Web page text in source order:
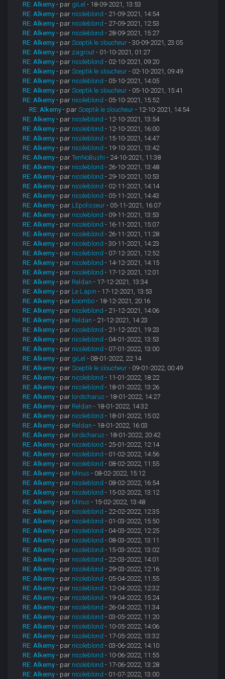
RE: Alkemy - par giLel - 18-09-2021, 13:53
RE: Alkemy - par nicoleblond - 21-09-2021, 14:54
RE: Alkemy - par nicoleblond - 27-09-2021, 12:53
RE: Alkemy - par nicoleblond - 28-09-2021, 15:27
RE: Alkemy - parSceptik le sloucheur - 30-09-2021, 23:05
RE: Alkemy - par zagrout - 01-10-2021, 01:27
RE: Alkemy - par nicoleblond - 02-10-2021, 09:20
RE: Alkemy - parSceptik le sloucheur - 02-10-2021, 09:49
RE: Alkemy - par nicoleblond - 05-10-2021, 14:05
RE: Alkemy - parSceptik le sloucheur - 05-10-2021, 15:41
RE: Alkemy - par nicoleblond - 05-10-2021, 15:52
RE: Alkemy - parSceptik le sloucheur - 12-10-2021, 14:54
RE: Alkemy - par nicoleblond - 12-10-2021, 13:54
RE: Alkemy - par nicoleblond - 12-10-2021, 16:00
RE: Alkemy - par nicoleblond - 15-10-2021, 14:47
RE: Alkemy - par nicoleblond - 19-10-2021, 13:42
RE: Alkemy - parTenNoBushi - 24-10-2021, 11:38
RE: Alkemy - par nicoleblond - 26-10-2021, 13:48
RE: Alkemy - par nicoleblond - 29-10-2021, 10:53
RE: Alkemy - par nicoleblond - 02-11-2021, 14:14
RE: Alkemy - par nicoleblond - 05-11-2021, 14:43
RE: Alkemy - par LEpolisseur - 05-11-2021, 16:07
RE: Alkemy - par nicoleblond - 09-11-2021, 13:53
RE: Alkemy - par nicoleblond - 16-11-2021, 15:07
RE: Alkemy - par nicoleblond - 26-11-2021, 11:28
RE: Alkemy - par nicoleblond - 30-11-2021, 14:23
RE: Alkemy - par nicoleblond - 07-12-2021, 12:52
RE: Alkemy - par nicoleblond - 14-12-2021, 14:15
RE: Alkemy - par nicoleblond - 17-12-2021, 12:01
RE: Alkemy - par Reldan - 17-12-2021, 13:34
RE: Alkemy - par Le Lapin - 17-12-2021, 13:53
RE: Alkemy - par boombo - 18-12-2021, 20:16
RE: Alkemy - par nicoleblond - 21-12-2021, 14:06
RE: Alkemy - par Reldan - 21-12-2021, 14:23
RE: Alkemy - par nicoleblond - 21-12-2021, 19:23
RE: Alkemy - par nicoleblond - 04-01-2022, 13:53
RE: Alkemy - par nicoleblond - 07-01-2022, 13:00
RE: Alkemy - par giLel - 08-01-2022, 22:14
RE: Alkemy - parSceptik le sloucheur - 09-01-2022, 00:49
RE: Alkemy - par nicoleblond - 11-01-2022, 18:22
RE: Alkemy - par nicoleblond - 18-01-2022, 13:26
RE: Alkemy - par lordicharus - 18-01-2022, 14:27
RE: Alkemy - par Reldan - 18-01-2022, 14:32
RE: Alkemy - par nicoleblond - 18-01-2022, 15:02
RE: Alkemy - par Reldan - 18-01-2022, 16:03
RE: Alkemy - par lordicharus - 18-01-2022, 20:42
RE: Alkemy - par nicoleblond - 25-01-2022, 12:14
RE: Alkemy - par nicoleblond - 01-02-2022, 14:56
RE: Alkemy - par nicoleblond - 08-02-2022, 11:55
RE: Alkemy - par Minus - 08-02-2022, 15:12
RE: Alkemy - par nicoleblond - 08-02-2022, 16:54
RE: Alkemy - par nicoleblond - 15-02-2022, 13:12
RE: Alkemy - par Minus - 15-02-2022, 13:48
RE: Alkemy - par nicoleblond - 22-02-2022, 12:35
RE: Alkemy - par nicoleblond - 01-03-2022, 15:50
RE: Alkemy - par nicoleblond - 04-03-2022, 12:25
RE: Alkemy - par nicoleblond - 08-03-2022, 13:11
RE: Alkemy - par nicoleblond - 15-03-2022, 13:02
RE: Alkemy - par nicoleblond - 22-03-2022, 14:01
RE: Alkemy - par nicoleblond - 29-03-2022, 12:16
RE: Alkemy - par nicoleblond - 05-04-2022, 11:55
RE: Alkemy - par nicoleblond - 12-04-2022, 12:32
RE: Alkemy - par nicoleblond - 19-04-2022, 15:24
RE: Alkemy - par nicoleblond - 26-04-2022, 11:34
RE: Alkemy - par nicoleblond - 03-05-2022, 11:20
RE: Alkemy - par nicoleblond - 10-05-2022, 14:06
RE: Alkemy - par nicoleblond - 17-05-2022, 13:32
RE: Alkemy - par nicoleblond - 03-06-2022, 14:10
RE: Alkemy - par nicoleblond - 10-06-2022, 11:55
RE: Alkemy - par nicoleblond - 17-06-2022, 13:28
RE: Alkemy - par nicoleblond - 01-07-2022, 13:00